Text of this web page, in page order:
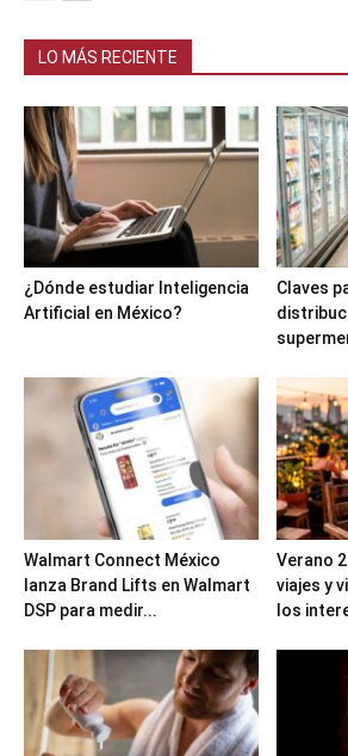
LO MÁS RECIENTE
¿Dónde estudiar Inteligencia
Artificial en México?
Claves
Walmart Connect México
lanza Brand Lifts en Walmart
DSP para medir...
Verano
viajes y
los